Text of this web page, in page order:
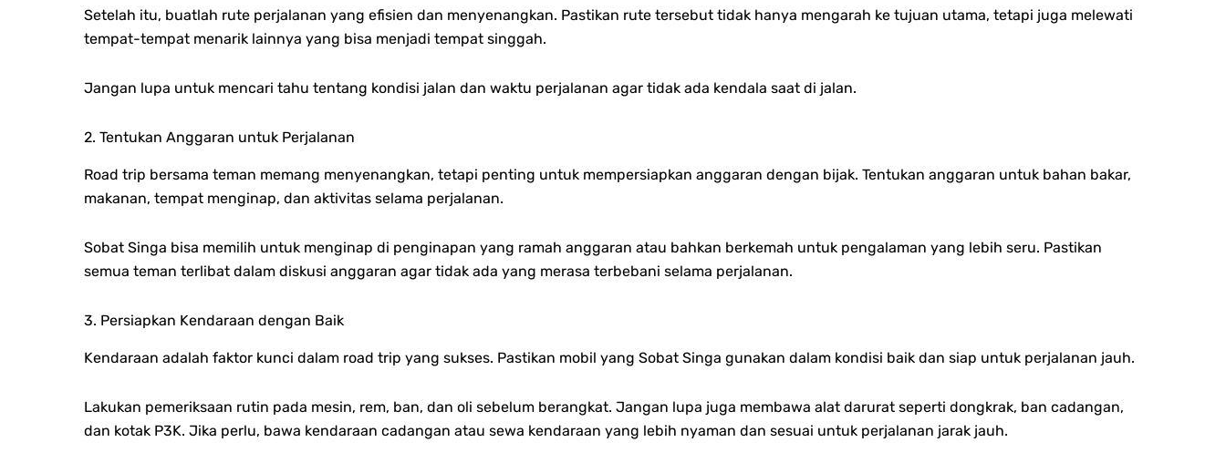
Setelah itu, buatlah rute perjalanan yang efisien dan menyenangkan. Pastikan rute tersebut tidak hanya mengarah ke tujuan utama, tetapi juga melewati
tempat-tempat menarik lainnya yang bisa menjadi tempat singgah.
Jangan lupa untuk mencari tahu tentang kondisi jalan dan waktu perjalanan agar tidak ada kendala saat di jalan.
2. Tentukan Anggaran untuk Perjalanan
Road trip bersama teman memang menyenangkan, tetapi penting untuk mempersiapkan anggaran dengan bijak. Tentukan anggaran untuk bahan bakar,
makanan, tempat menginap, dan aktivitas selama perjalanan.
Sobat Singa bisa memilih untuk menginap di penginapan yang ramah anggaran atau bahkan berkemah untuk pengalaman yang lebih seru. Pastikan
semua teman terlibat dalam diskusi anggaran agar tidak ada yang merasa terbebani selama perjalanan.
3. Persiapkan Kendaraan dengan Baik
Kendaraan adalah faktor kunci dalam road trip yang sukses. Pastikan mobil yang Sobat Singa gunakan dalam kondisi baik dan siap untuk perjalanan jauh.
Lakukan pemeriksaan rutin pada mesin, rem, ban, dan oli sebelum berangkat. Jangan lupa juga membawa alat darurat seperti dongkrak, ban cadangan,
dan kotak P3K. Jika perlu, bawa kendaraan cadangan atau sewa kendaraan yang lebih nyaman dan sesuai untuk perjalanan jarak jauh.